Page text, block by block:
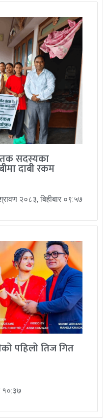
सदस्यका
दाबी रकम
२०८३, बिहीबार ०९:५७
पहिलो तिज गित
१०:३७